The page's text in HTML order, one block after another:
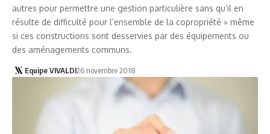
autres pour permettre une gestion particulière sans qu’il en
résulte de difficulté pour l’ensemble de la copropriété » même
si ces constructions sont desservies par des équipements ou
des aménagements communs.
Equipe VIVALDI26 novembre 2018